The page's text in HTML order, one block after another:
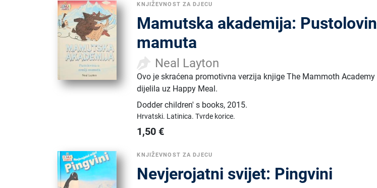
KNJIŽEVNOST ZA DJECU
Mamutska akademija:
mamuta
Neal Layton
Ovo je skraćena promotivna verzija knjige The Mammoth
dijelila uz Happy Meal.
Dodder children' s books,2015.
Hrvatski. Latinica.Tvrde korice.
1,50 €
KNJIŽEVNOST ZA DJECU
Nevjerojatni svijet: Pingvini